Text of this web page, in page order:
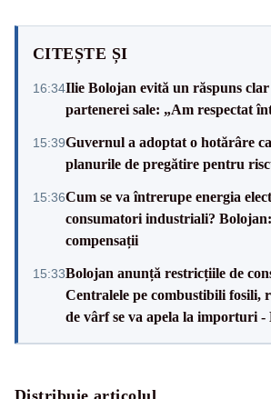
CITEȘTE ȘI
16:34Ilie Bolojan evită un răspuns clar
partenerei sale: „Am respectat
15:39Guvernul a adoptat o hotărâre
planurile de pregătire pentru
15:36Cum se va întrerupe energia
consumatori industriali?
compensații
15:33Bolojan anunță restricțiile de
Centralele pe combustibili fosili,
de vârf se va apela la importuri
Distribuie articolul